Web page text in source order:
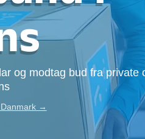
af skillevæg
løft
alle...
og modtag bud fra private
→